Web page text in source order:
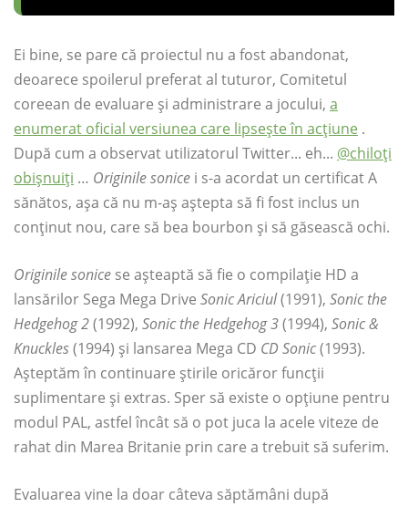
Ei bine, se pare că proiectul nu a fost abandonat,
deoarece spoilerul preferat al tuturor, Comitetul
coreean de evaluare și administrare a jocului, a
enumerat oficial versiunea care lipsește în acțiune .
După cum a observat utilizatorul Twitter... eh... @chiloți
obișnuiți … Originile sonice i s-a acordat un certificat A
sănătos, așa că nu m-aș aștepta să fi fost inclus un
conținut nou, care să bea bourbon și să găsească ochi.
Originile sonice se așteaptă să fie o compilație HD a
lansărilor Sega Mega Drive Sonic Ariciul(1991), Sonic the
Hedgehog 2(1992), Sonic the Hedgehog 3(1994), Sonic &
Knuckles(1994) și lansarea Mega CD CD Sonic(1993).
Așteptăm în continuare știrile oricăror funcții
suplimentare și extras. Sper să existe o opțiune pentru
modul PAL, astfel încât să o pot juca la acele viteze de
rahat din Marea Britanie prin care a trebuit să suferim.
Evaluarea vine la doar câteva săptămâni după